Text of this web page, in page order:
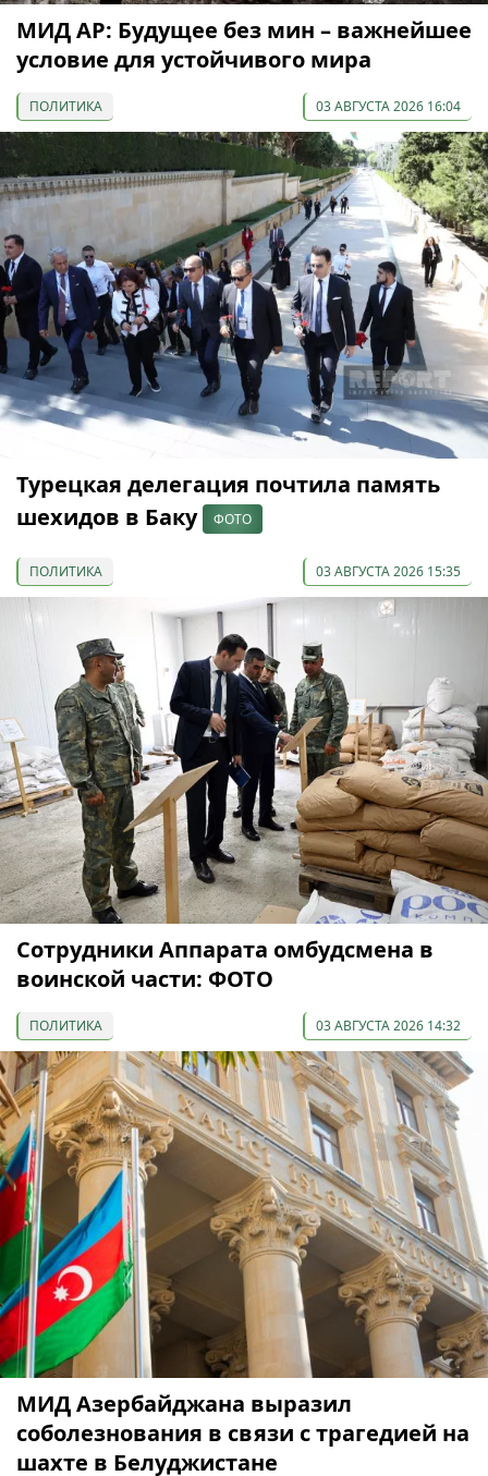
МИД АР: Будущее без мин – важнейшее
условие для устойчивого мира
ПОЛИТИКА 03 АВГУСТА 2026 16:04
Турецкая делегация почтила память
шехидов в Баку
ФОТО
ПОЛИТИКА 03 АВГУСТА 2026 15:35
Сотрудники Аппарата омбудсмена в
воинской части: ФОТО
ПОЛИТИКА 03 АВГУСТА 2026 14:32
МИД Азербайджана выразил
соболезнования в связи с трагедией на
шахте в Белуджистане